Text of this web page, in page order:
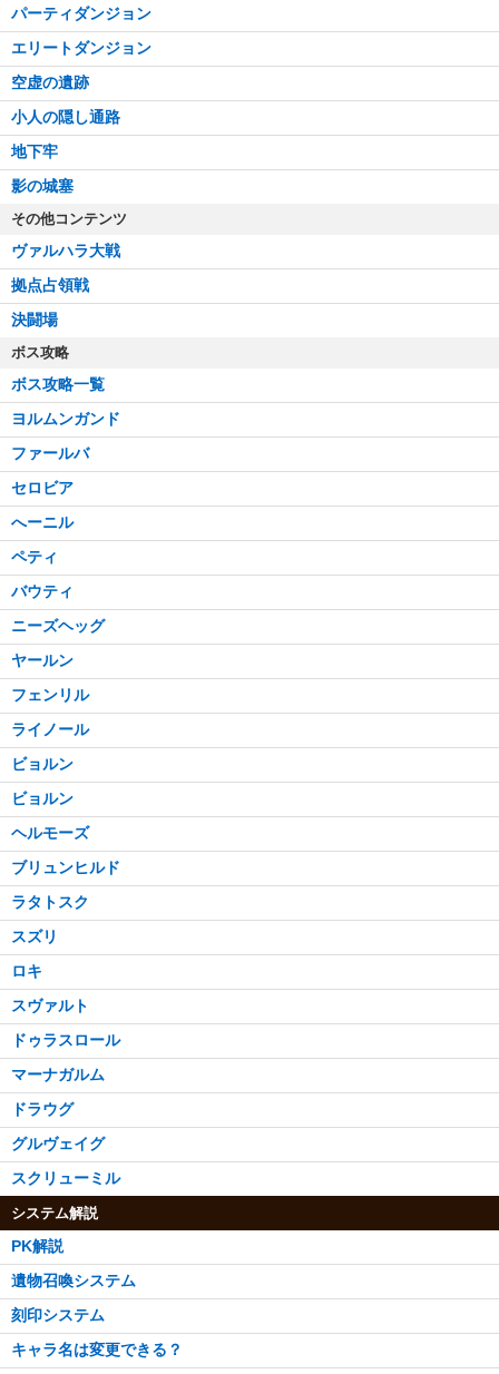
パーティダンジョン
エリートダンジョン
空虚の遺跡
小人の隠し通路
地下牢
影の城塞
その他コンテンツ
ヴァルハラ大戦
拠点占領戦
決闘場
ボス攻略
ボス攻略一覧
ヨルムンガンド
ファールバ
セロビア
へーニル
ペティ
バウティ
ニーズヘッグ
ヤールン
フェンリル
ライノール
ビョルン
ビョルン
ヘルモーズ
ブリュンヒルド
ラタトスク
スズリ
ロキ
スヴァルト
ドゥラスロール
マーナガルム
ドラウグ
グルヴェイグ
スクリューミル
システム解説
PK解説
遺物召喚システム
刻印システム
キャラ名は変更できる？